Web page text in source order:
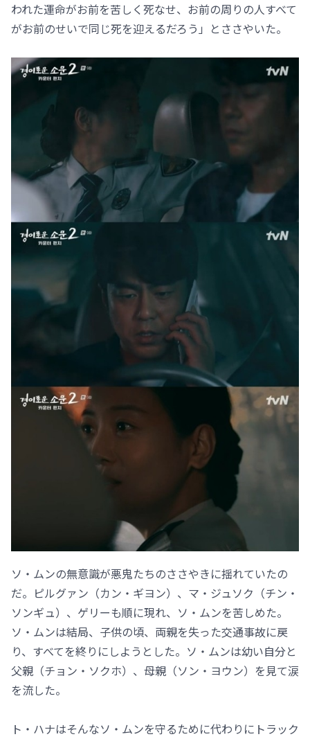
われた運命がお前を苦しく死なせ、お前の周りの人すべて
がお前のせいで同じ死を迎えるだろう」とささやいた。
ソ・ムンの無意識が悪鬼たちのささやきに揺れていたの
だ。ピルグァン（カン・ギヨン）、マ・ジュソク（チン・
ソンギュ）、ゲリーも順に現れ、ソ・ムンを苦しめた。
ソ・ムンは結局、子供の頃、両親を失った交通事故に戻
り、すべてを終りにしようとした。ソ・ムンは幼い自分と
父親（チョン・ソクホ）、母親（ソン・ヨウン）を見て涙
を流した。
ト・ハナはそんなソ・ムンを守るために代わりにトラック